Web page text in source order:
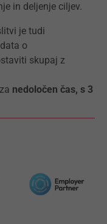
in deljenje ciljev.
je tudi
o
skupaj z
nedoločen čas, s 3